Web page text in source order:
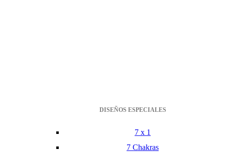
DISEÑOS ESPECIALES
7 x 1
7 Chakras